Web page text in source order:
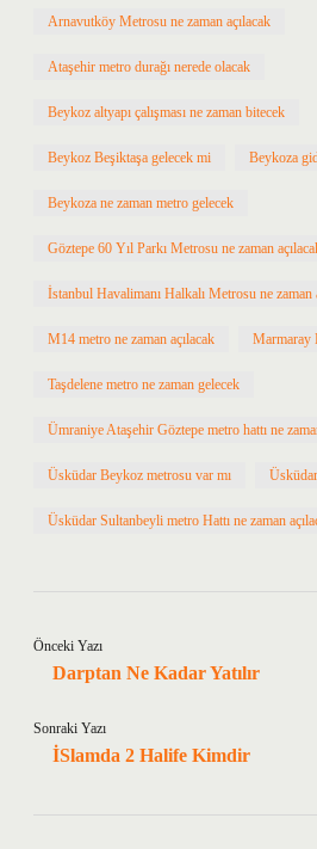
Arnavutköy Metrosu ne zaman açılacak
Ataşehir metro durağı nerede olacak
Beykoz altyapı çalışması ne zaman bitecek
Beykoz Beşiktaşa gelecek mi Beykoza
Beykoza ne zaman metro gelecek
Göztepe 60 Yıl Parkı Metrosu ne zaman
İstanbul Havalimanı Halkalı Metrosu ne zaman
M14 metro ne zaman açılacak Marmaray
Taşdelene metro ne zaman gelecek
Ümraniye Ataşehir Göztepe metro hattı ne
Üsküdar Beykoz metrosu var mı
Üsküdar Sultanbeyli metro Hattı ne zaman
Önceki Yazı
Darptan Ne Kadar Yatılır
Sonraki Yazı
İSlamda 2 Halife Kimdir